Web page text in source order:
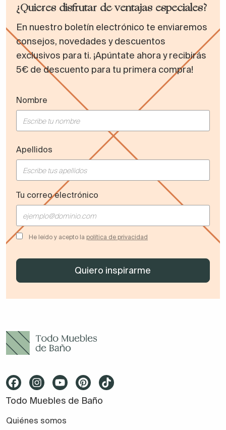
¿Quieres disfrutar de ventajas especiales?
En nuestro boletín electrónico te enviaremos
consejos, novedades y descuentos
exclusivos para ti. ¡Apúntate ahora y recibirás
5€ de descuento para tu primera compra!
Nombre
Apellidos
Tu correo electrónico
He leído y acepto la política de privacidad
Todo Muebles de Baño
Quiénes somos